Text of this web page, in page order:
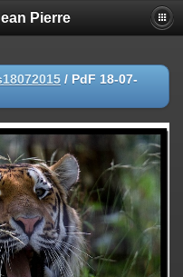
Pierre
/ PdF 18-07-